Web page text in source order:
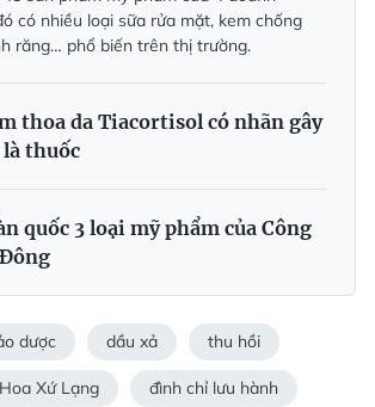
có nhiều loại sữa rửa mặt, kem chống
răng… phổ biến trên thị trường.
thoa da Tiacortisol có nhãn gây
thuốc
quốc 3 loại mỹ phẩm của Công
dược dầu xả thu hồi
Hoa Xứ Lạng đình chỉ lưu hành